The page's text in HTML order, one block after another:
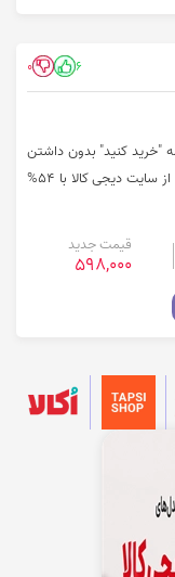
6
0
"خرید کنید" بدون داشتن
هیچ کد تخفیفی امکان خرید انواع سرویس قابلمه را از سایت دیجی کالا با 54%
قیمت جدید
598,000